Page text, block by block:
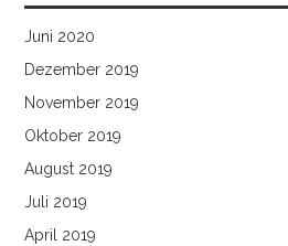
Juni 2020
Dezember 2019
November 2019
Oktober 2019
August 2019
Juli 2019
April 2019